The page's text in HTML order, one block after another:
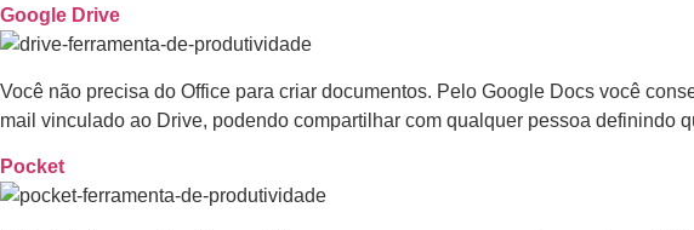
Google Drive
Você não precisa do Office para criar documentos. Pelo Google Docs você
mail vinculado ao Drive, podendo compartilhar com qualquer pessoa definindo
Pocket